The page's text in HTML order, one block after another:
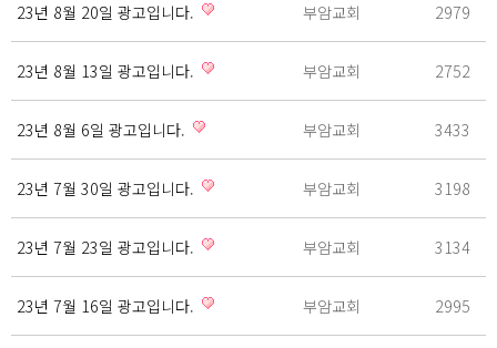
23년 8월 20일 광고입니다. 부암교회 2979
23년 8월 13일 광고입니다. 부암교회 2752
23년 8월 6일 광고입니다. 부암교회 3433
23년 7월 30일 광고입니다. 부암교회 3198
23년 7월 23일 광고입니다. 부암교회 3134
23년 7월 16일 광고입니다. 부암교회 2995